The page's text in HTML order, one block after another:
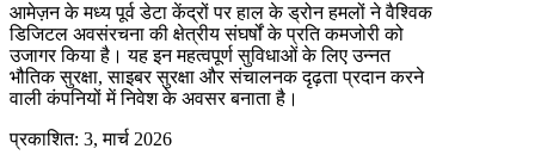
आमेज़न के मध्य पूर्व डेटा केंद्रों पर हाल के ड्रोन हमलों ने वैश्विक
डिजिटल अवसंरचना की क्षेत्रीय संघर्षों के प्रति कमजोरी को
उजागर किया है। यह इन महत्वपूर्ण सुविधाओं के लिए उन्नत
भौतिक सुरक्षा, साइबर सुरक्षा और संचालनक दृढ़ता प्रदान करने
वाली कंपनियों में निवेश के अवसर बनाता है।
प्रकाशित: 3, मार्च 2026